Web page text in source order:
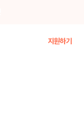
지원하기